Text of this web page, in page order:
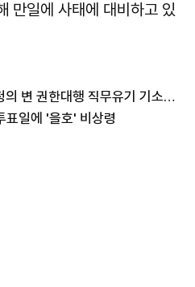
만일에 사태에 대비하고 있
정상채 시의원 “부산경찰청의 변 권한대행 직무유기 기소는 공정사회 역행하는 처사”
표일에 '을호' 비상령